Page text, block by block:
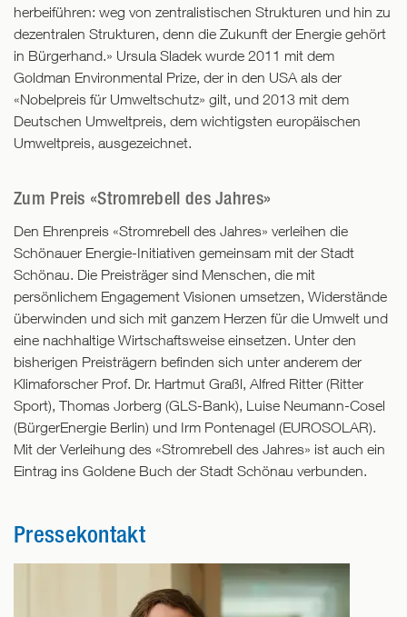
herbeiführen: weg von zentralistischen Strukturen und hin zu
dezentralen Strukturen, denn die Zukunft der Energie gehört
in Bürgerhand.» Ursula Sladek wurde 2011 mit dem
Goldman Environmental Prize, der in den USA als der
«Nobelpreis für Umweltschutz» gilt, und 2013 mit dem
Deutschen Umweltpreis, dem wichtigsten europäischen
Umweltpreis, ausgezeichnet.
Zum Preis «Stromrebell des Jahres»
Den Ehrenpreis «Stromrebell des Jahres» verleihen die
Schönauer Energie-Initiativen gemeinsam mit der Stadt
Schönau. Die Preisträger sind Menschen, die mit
persönlichem Engagement Visionen umsetzen, Widerstände
überwinden und sich mit ganzem Herzen für die Umwelt und
eine nachhaltige Wirtschaftsweise einsetzen. Unter den
bisherigen Preisträgern befinden sich unter anderem der
Klimaforscher Prof. Dr. Hartmut Graßl, Alfred Ritter (Ritter
Sport), Thomas Jorberg (GLS-Bank), Luise Neumann-Cosel
(BürgerEnergie Berlin) und Irm Pontenagel (EUROSOLAR).
Mit der Verleihung des «Stromrebell des Jahres» ist auch ein
Eintrag ins Goldene Buch der Stadt Schönau verbunden.
Pressekontakt